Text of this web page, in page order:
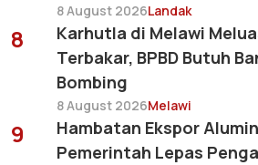
8 August 2026Landak
8
Karhutla di Melawi
Terbakar, BPBD Butuh
Bombing
8 August 2026Melawi
9
Hambatan Ekspor
Pemerintah Lepas